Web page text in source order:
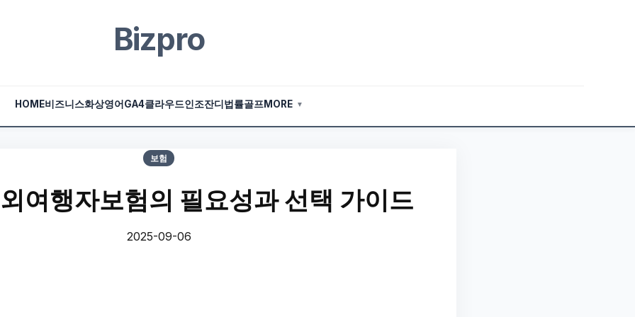
Bizpro
HOME비즈니스화상영어 GA4클라우드인조잔디 법률골프MORE ▼
보험
여행자보험의 필요성과 선택 가이드
2025-09-06